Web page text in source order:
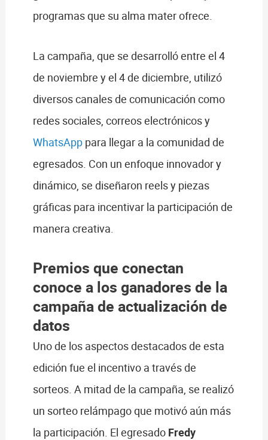
programas que su alma mater ofrece.
La campaña, que se desarrolló entre el 4
de noviembre y el 4 de diciembre, utilizó
diversos canales de comunicación como
redes sociales, correos electrónicos y
WhatsApppara llegar a la comunidad de
egresados. Con un enfoque innovador y
dinámico, se diseñaron reels y piezas
gráficas para incentivar la participación de
manera creativa.
Premios que conectan
conoce a los ganadores de la
campaña de actualización de
datos
Uno de los aspectos destacados de esta
edición fue el incentivo a través de
sorteos. A mitad de la campaña, se realizó
un sorteo relámpago que motivó aún más
la participación. El egresado Fredy